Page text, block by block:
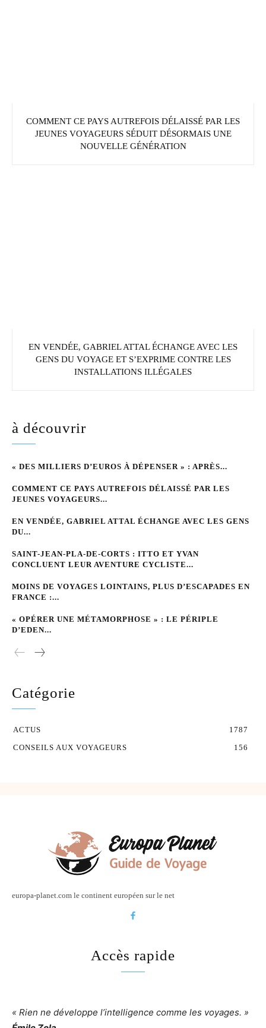
COMMENT CE PAYS AUTREFOIS DÉLAISSÉ PAR LES
JEUNES VOYAGEURS SÉDUIT DÉSORMAIS UNE
NOUVELLE GÉNÉRATION
EN VENDÉE, GABRIEL ATTAL ÉCHANGE AVEC LES
GENS DU VOYAGE ET S’EXPRIME CONTRE LES
INSTALLATIONS ILLÉGALES
à découvrir
« DES MILLIERS D’EUROS À DÉPENSER » : APRÈS...
COMMENT CE PAYS AUTREFOIS DÉLAISSÉ PAR LES
JEUNES VOYAGEURS...
EN VENDÉE, GABRIEL ATTAL ÉCHANGE AVEC LES GENS
DU...
SAINT-JEAN-PLA-DE-CORTS : ITTO ET YVAN
CONCLUENT LEUR AVENTURE CYCLISTE...
MOINS DE VOYAGES LOINTAINS, PLUS D’ESCAPADES EN
FRANCE :...
« OPÉRER UNE MÉTAMORPHOSE » : LE PÉRIPLE
D’EDEN...
Catégorie
ACTUS
1787
CONSEILS AUX VOYAGEURS
156
europa-planet.com le continent européen sur le net
Accès rapide
« Rien ne développe l’intelligence comme les voyages. »